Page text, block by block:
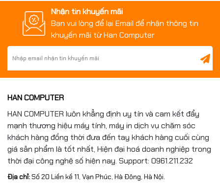
Nhận tin khuyến mãi
Bạn vui lòng để lại Email để nhận thông tin
khuyến mãi từ Han Computer
HAN COMPUTER
HAN COMPUTER luôn khẳng định uy tín và cam kết đẩy
mạnh thương hiệu máy tính, máy in dịch vụ chăm sóc
khách hàng đồng thời đưa đến tay khách hàng cuối cùng
giá sản phẩm là tốt nhất, Hiện đại hoá doanh nghiệp trong
thời đại công nghệ số hiện nay. Support: 0961.211.232
Địa chỉ:Số 20 Liền kề 11, Vạn Phúc, Hà Đông, Hà Nội.